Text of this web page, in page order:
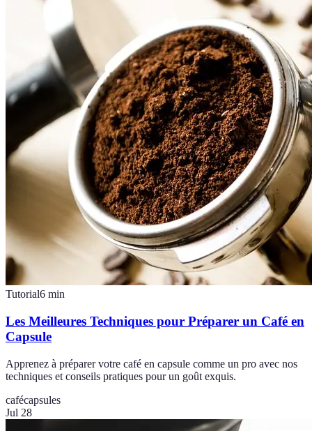
Tutorial6 min
Les Meilleures Techniques pour Préparer un Café en
Capsule
Apprenez à préparer votre café en capsule comme un pro avec nos
techniques et conseils pratiques pour un goût exquis.
cafécapsules
Jul 28